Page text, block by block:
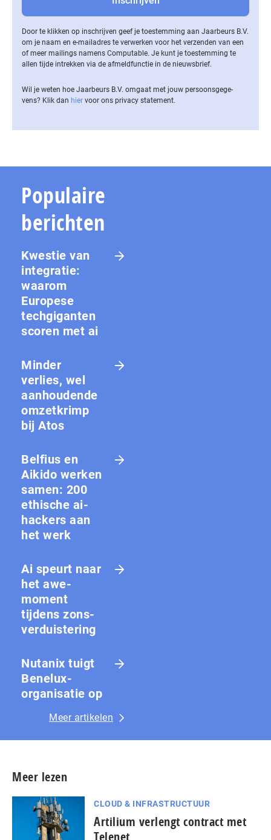
Door te klikken op inschrijven geef je toestemming aan Jaarbeurs B.V.
om je naam en e-mailadres te verwerken voor het verzenden van een
of meer mailings namens Computable. Je kunt je toestemming te
allen tijde intrekken via de af­meld­func­tie in de nieuwsbrief.
Wil je weten hoe Jaarbeurs B.V. omgaat met jouw per­soons­ge­ge­
vens? Klik dan hier voor ons privacy statement.
Populaire
berichten
Kwestie van
integratie:
waarom
Europese
techgiganten
scoren met ai
Minder
verlies, wel
aanhoudende
omzetkrimp
bij Atos
Belfius en
Aikido werken
samen: 200
ethische ai-
hackers aan
het werk
Ai speurt naar
het awe-
moment
tijdens zons­
ver­duis­te­ring
Nutanix tuigt
Benelux-
organisatie op
Meer artikelen
Meer lezen
CLOUD & INFRASTRUCTUUR
Artilium verlengt contract met